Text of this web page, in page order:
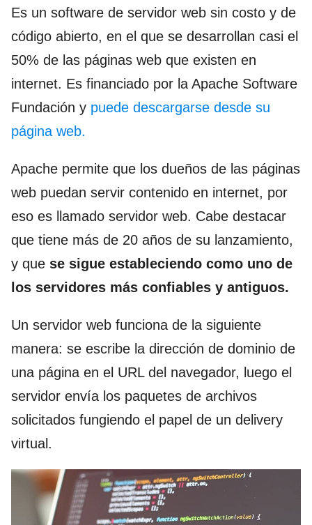
Es un software de servidor web sin costo y de
código abierto, en el que se desarrollan casi el
50% de las páginas web que existen en
internet. Es financiado por la Apache Software
Fundación y puede descargarse desde su
página web.
Apache permite que los dueños de las páginas
web puedan servir contenido en internet, por
eso es llamado servidor web. Cabe destacar
que tiene más de 20 años de su lanzamiento,
y que se sigue estableciendo como uno de
los servidores más confiables y antiguos.
Un servidor web funciona de la siguiente
manera: se escribe la dirección de dominio de
una página en el URL del navegador, luego el
servidor envía los paquetes de archivos
solicitados fungiendo el papel de un delivery
virtual.